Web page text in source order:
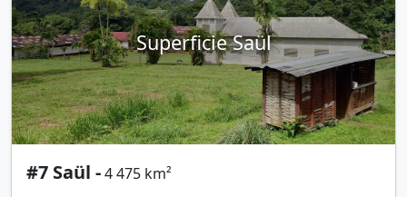
Superficie Saül
#7 Saül -4 475 km²